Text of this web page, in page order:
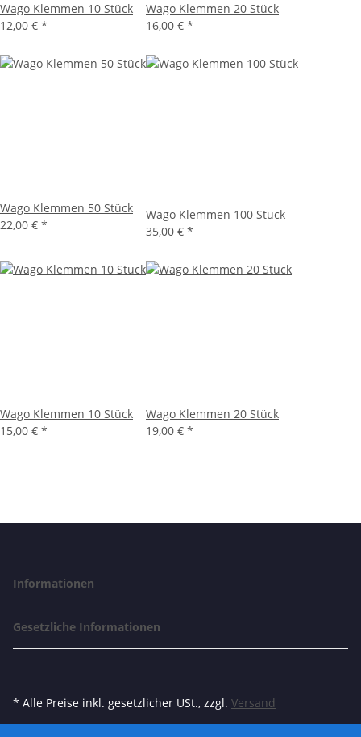
Wago Klemmen 10 Stück
12,00 € *
Wago Klemmen 20 Stück
16,00 € *
Wago Klemmen 50 Stück
22,00 € *
Wago Klemmen 100 Stück
35,00 € *
Wago Klemmen 10 Stück
15,00 € *
Wago Klemmen 20 Stück
19,00 € *
Informationen
Gesetzliche Informationen
* Alle Preise inkl. gesetzlicher USt., zzgl. Versand